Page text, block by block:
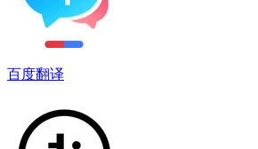
百度翻译